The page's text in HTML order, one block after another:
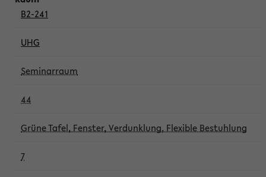
B2-241
UHG
Seminarraum
44
Grüne Tafel, Fenster, Verdunklung, Flexible Bestuhlung
7